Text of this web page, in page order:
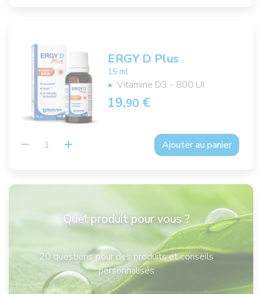
ERGY D Plus
15 ml
Vitamine D3 - 800 UI
19,90 €
Ajouter au panier
Quel produit pour vous ?
20 questions pour des produits et conseils
personnalisés